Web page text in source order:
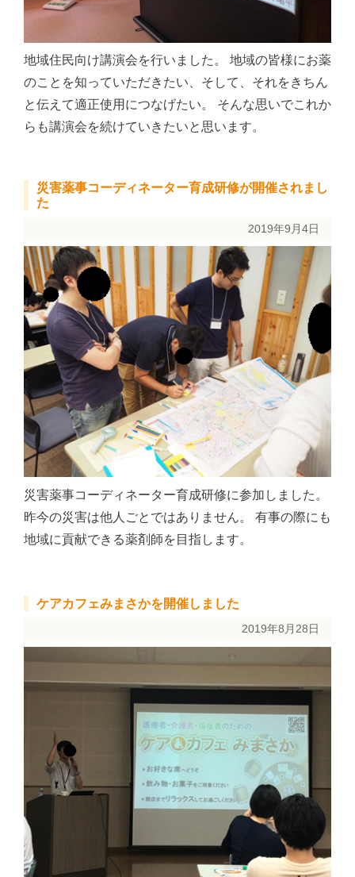
地域住民向け講演会を行いました。 地域の皆様にお薬
のことを知っていただきたい、そして、それをきちん
と伝えて適正使用につなげたい。 そんな思いでこれか
らも講演会を続けていきたいと思います。
災害薬事コーディネーター育成研修が開催されまし
た
2019年9月4日
災害薬事コーディネーター育成研修に参加しました。
昨今の災害は他人ごとではありません。 有事の際にも
地域に貢献できる薬剤師を目指します。
ケアカフェみまさかを開催しました
2019年8月28日